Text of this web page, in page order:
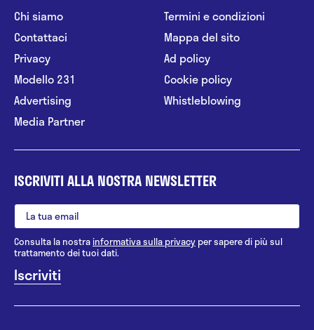
Chi siamo
Contattaci
Privacy
Modello 231
Advertising
Media Partner
Termini e condizioni
Mappa del sito
Ad policy
Cookie policy
Whistleblowing
ISCRIVITI ALLA NOSTRA NEWSLETTER
Consulta la nostrainformativa sulla privacy per sapere di più sul
trattamento dei tuoi dati.